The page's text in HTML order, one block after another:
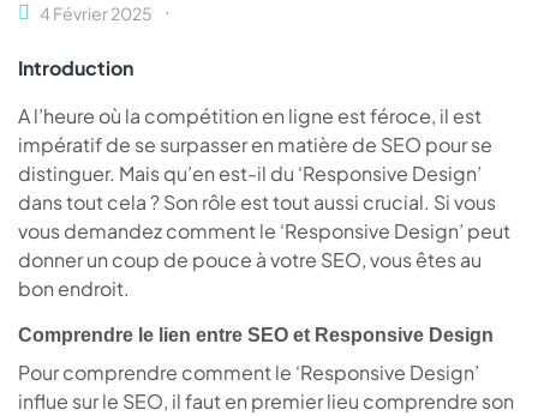
4 Février 2025
Introduction
A l’heure où la compétition en ligne est féroce, il est
impératif de se surpasser en matière de SEO pour se
distinguer. Mais qu’en est-il du ‘Responsive Design’
dans tout cela ? Son rôle est tout aussi crucial. Si vous
vous demandez comment le ‘Responsive Design’ peut
donner un coup de pouce à votre SEO, vous êtes au
bon endroit.
Comprendre le lien entre SEO et Responsive Design
Pour comprendre comment le ‘Responsive Design’
influe sur le SEO, il faut en premier lieu comprendre son